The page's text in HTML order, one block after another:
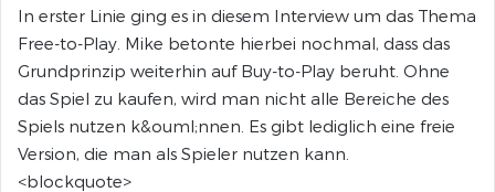
In erster Linie ging es in diesem Interview um das Thema
Free-to-Play. Mike betonte hierbei nochmal, dass das
Grundprinzip weiterhin auf Buy-to-Play beruht. Ohne
das Spiel zu kaufen, wird man nicht alle Bereiche des
Spiels nutzen k&ouml;nnen. Es gibt lediglich eine freie
Version, die man als Spieler nutzen kann.
<blockquote>